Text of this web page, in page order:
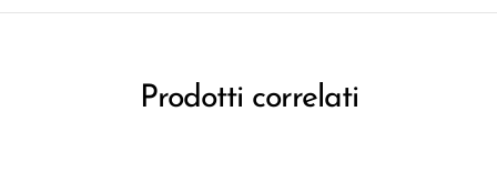
Prodotti correlati